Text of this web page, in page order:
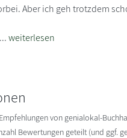
Aber ich geh trotzdem
weiterlesen
von genialokal-
Bewertungen geteilt (und ggf.